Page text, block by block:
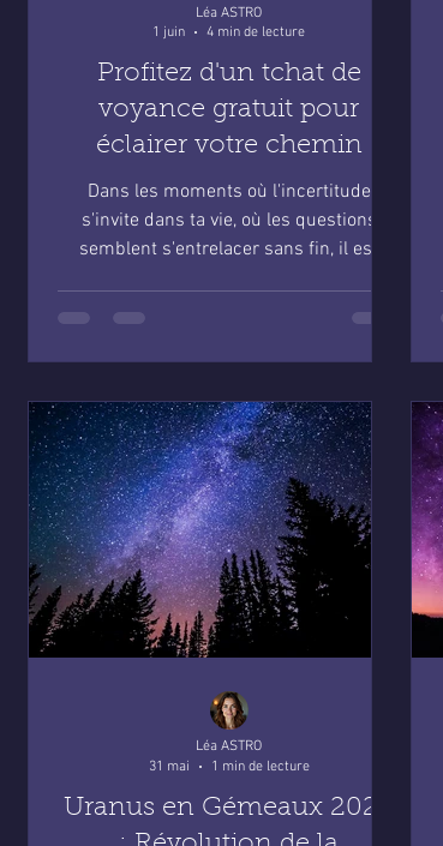
Profitez d'un tchat de
voyance gratuit pour
éclairer votre chemin
Dans les moments où l'incertitude
s'invite dans ta vie, où les questions
semblent s'entrelacer sans fin, il est
voyance gratuit s'impose alors comme
espace où tu peux t'exprimer librement,
sans contrainte, et recevoir des réponses
précieuses. Sans inscription, sans
engagement, ce service te permet
d'accéder à une écoute attentiv
Léa ASTRO
1 juin
4 min de lecture
Uranus en Gémeaux 2026
Léa ASTRO
31 mai
1 min de lecture